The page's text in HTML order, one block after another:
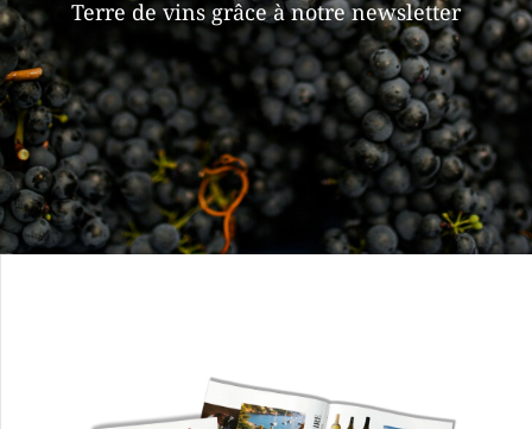
Terre de vins grâce à notre newsletter